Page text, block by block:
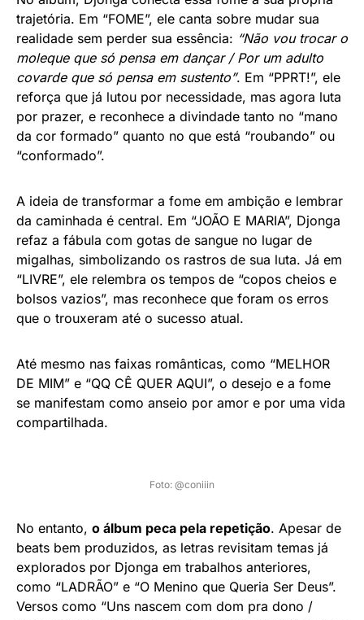
trajetória. Em “FOME”, ele canta sobre mudar sua
realidade sem perder sua essência: “Não vou trocar o
moleque que só pensa em dançar / Por um adulto
covarde que só pensa em sustento”. Em “PPRT!”, ele
reforça que já lutou por necessidade, mas agora luta
por prazer, e reconhece a divindade tanto no “mano
da cor formado” quanto no que está “roubando” ou
“conformado”.
A ideia de transformar a fome em ambição e lembrar
da caminhada é central. Em “JOÃO E MARIA”, Djonga
refaz a fábula com gotas de sangue no lugar de
migalhas, simbolizando os rastros de sua luta. Já em
“LIVRE”, ele relembra os tempos de “copos cheios e
bolsos vazios”, mas reconhece que foram os erros
que o trouxeram até o sucesso atual.
Até mesmo nas faixas românticas, como “MELHOR
DE MIM” e “QQ CÊ QUER AQUI”, o desejo e a fome
se manifestam como anseio por amor e por uma vida
compartilhada.
Foto: @coniiin
No entanto, o álbum peca pela repetição. Apesar de
beats bem produzidos, as letras revisitam temas já
explorados por Djonga em trabalhos anteriores,
como “LADRÃO” e “O Menino que Queria Ser Deus”.
Versos como “Uns nascem com dom pra dono /